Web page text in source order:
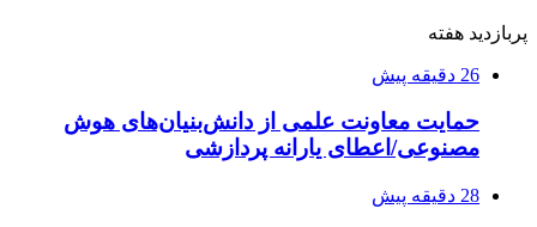
پربازدید هفته
26 دقیقه پیش
حمایت معاونت علمی از دانش‌بنیان‌های هوش
مصنوعی/اعطای یارانه پردازشی
28 دقیقه پیش